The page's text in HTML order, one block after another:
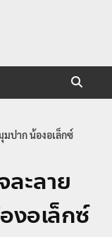
ปาก น้องอเล็กซ์
ะลาย
อเล็กซ์